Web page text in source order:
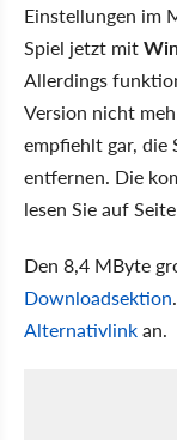
Einstellungen im
Spiel jetzt mit
Allerdings
Version nicht
empfiehlt gar, die
entfernen. Die
lesen Sie auf
Den 8,4 MByte
Downloadsektion
Alternativlinkan.